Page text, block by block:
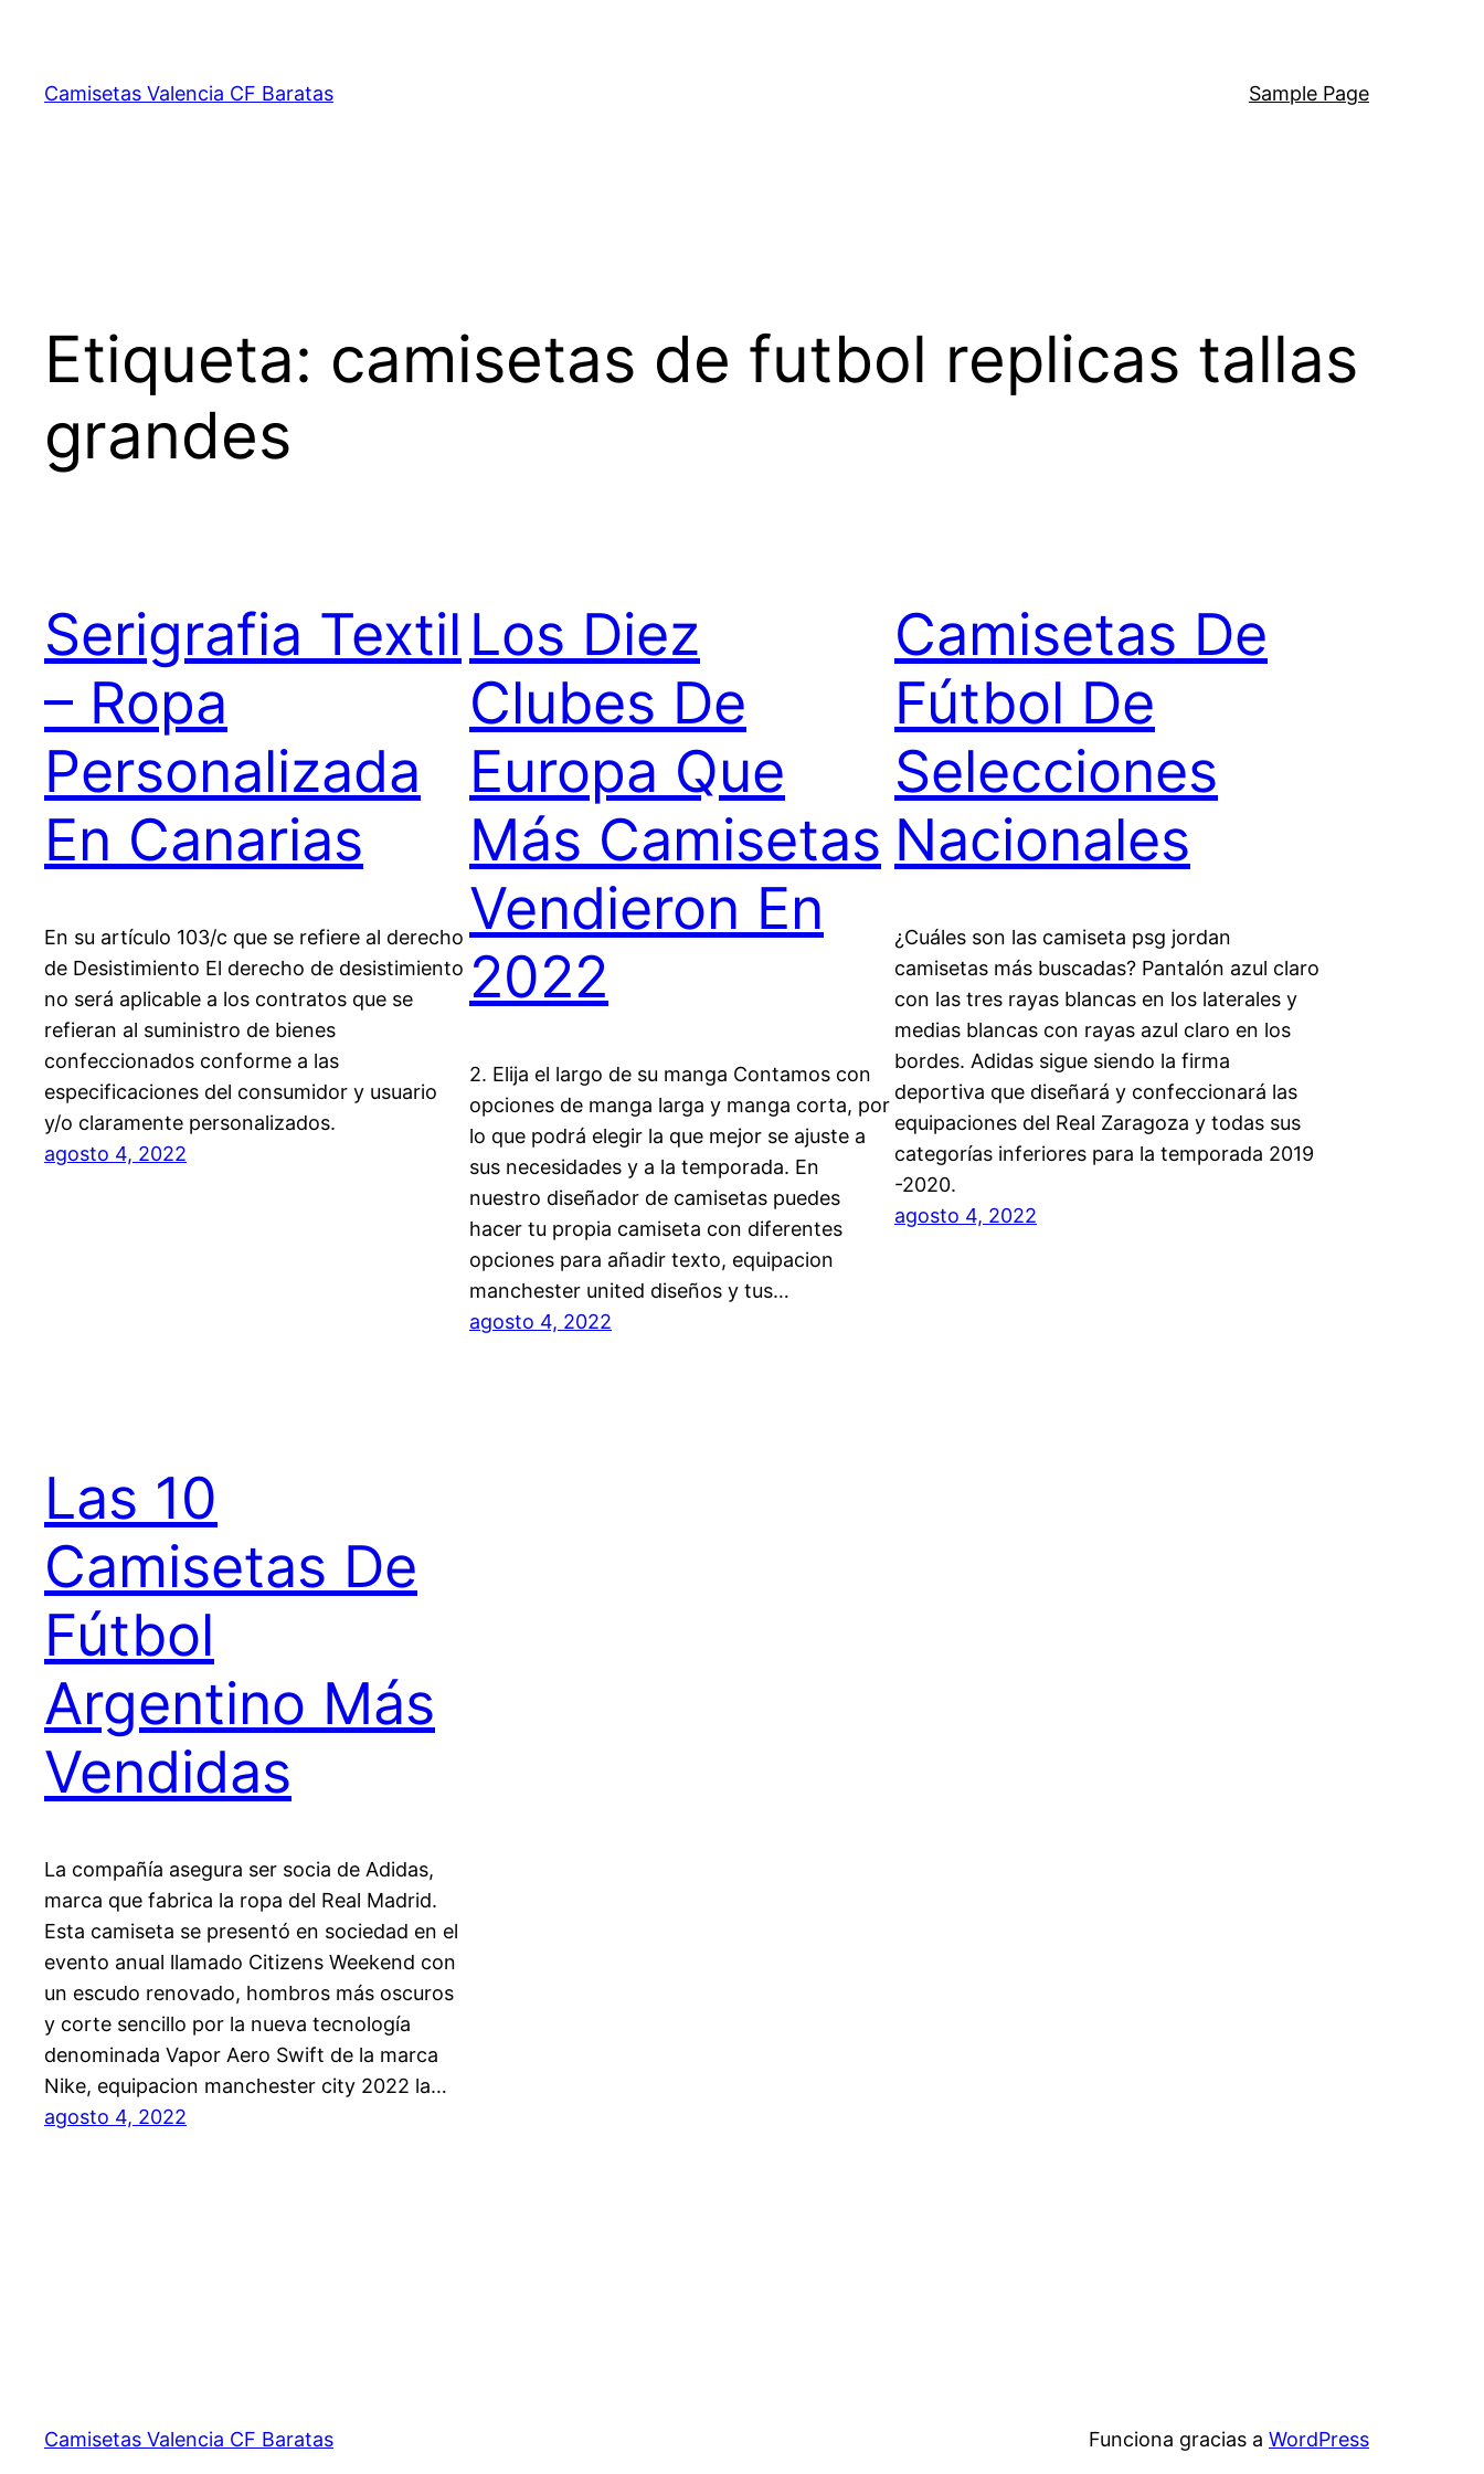
contenido
Camisetas Valencia CF Baratas Sample Page
Etiqueta: camisetas de futbol replicas tallas
grandes
Serigrafia Textil
– Ropa
Personalizada
En Canarias
En su artículo 103/c que se refiere al derecho
de Desistimiento El derecho de desistimiento
no será aplicable a los contratos que se
refieran al suministro de bienes
confeccionados conforme a las
especificaciones del consumidor y usuario
y/o claramente personalizados.
agosto 4, 2022
Los Diez
Clubes De
Europa Que
Más Camisetas
Vendieron En
2022
2. Elija el largo de su manga Contamos con
opciones de manga larga y manga corta, por
lo que podrá elegir la que mejor se ajuste a
sus necesidades y a la temporada. En
nuestro diseñador de camisetas puedes
hacer tu propia camiseta con diferentes
opciones para añadir texto, equipacion
manchester united diseños y tus…
agosto 4, 2022
Camisetas De
Fútbol De
Selecciones
Nacionales
¿Cuáles son las camiseta psg jordan
camisetas más buscadas? Pantalón azul claro
con las tres rayas blancas en los laterales y
medias blancas con rayas azul claro en los
bordes. Adidas sigue siendo la firma
deportiva que diseñará y confeccionará las
equipaciones del Real Zaragoza y todas sus
categorías inferiores para la temporada 2019
-2020.
agosto 4, 2022
Las 10
Camisetas De
Fútbol
Argentino Más
Vendidas
La compañía asegura ser socia de Adidas,
marca que fabrica la ropa del Real Madrid.
Esta camiseta se presentó en sociedad en el
evento anual llamado Citizens Weekend con
un escudo renovado, hombros más oscuros
y corte sencillo por la nueva tecnología
denominada Vapor Aero Swift de la marca
Nike, equipacion manchester city 2022 la…
agosto 4, 2022
Camisetas Valencia CF Baratas Funciona gracias a WordPress